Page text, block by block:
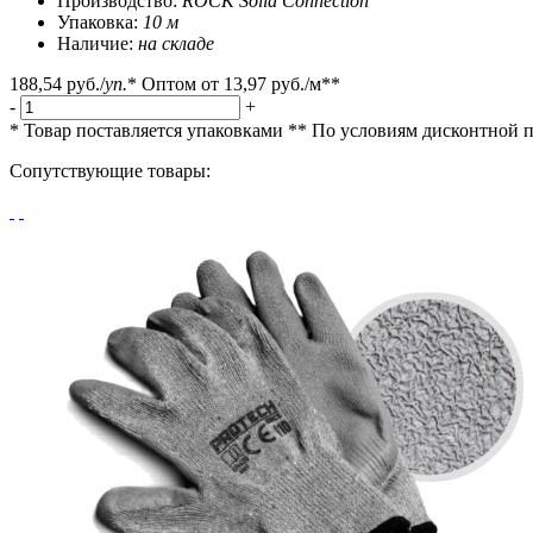
Упаковка: 10 м
Наличие: на складе
188,54 руб./уп.* Оптом от 13,97 руб./м**
-
+
* Товар поставляется упаковками ** По условиям дисконтной
Сопутствующие товары: